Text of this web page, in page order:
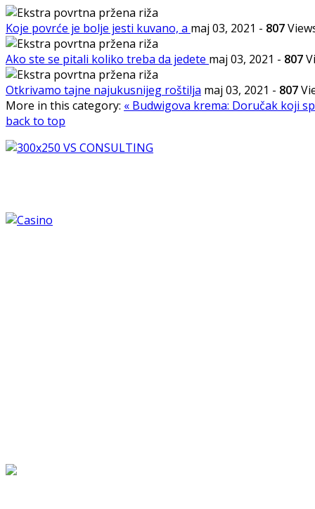
Koje povrće je bolje jesti kuvano, a maj 03, 2021 - 807
Ako ste se pitali koliko treba da jedete maj 03, 2021 - 807
Otkrivamo tajne najukusnijeg roštilja maj 03, 2021 - 807
More in this category: « Budwigova krema: Doručak koji
back to top